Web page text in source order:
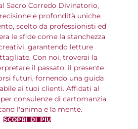
Sacro Corredo Divinatorio,
e profondità uniche.
scelto da professionisti ed
le sfide come la stanchezza
garantendo letture
Con noi, troverai la
il passato, il presente
futuri, fornendo una guida
ai tuoi clienti. Affidati al
consulenze di cartomanzia
l'anima e la mente.
SCOPRI DI PIÙ